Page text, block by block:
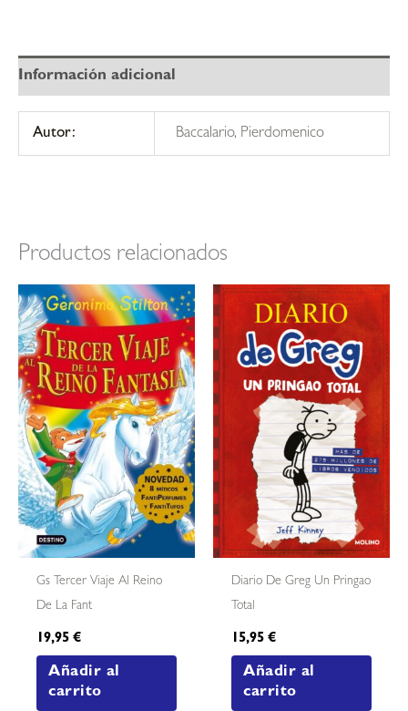
Información adicional
Autor: Baccalario, Pierdomenico
Productos relacionados
Gs Tercer Viaje Al Reino
De La Fant
19,95€
Añadir al
carrito
Diario De Greg Un Pringao
Total
15,95€
Añadir al
carrito